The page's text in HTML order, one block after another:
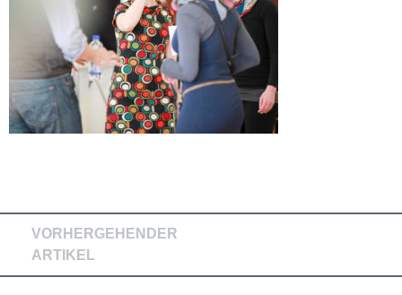
VORHERGEHENDER
ARTIKEL